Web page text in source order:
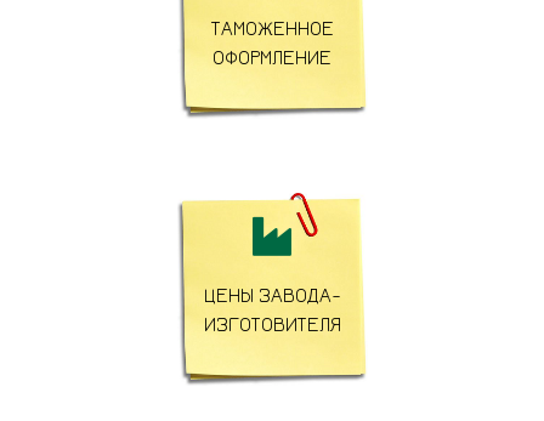
ТАМОЖЕННОЕ
ОФОРМЛЕНИЕ

ЦЕНЫ ЗАВОДА-
ИЗГОТОВИТЕЛЯ